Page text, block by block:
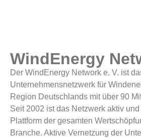
WindEnergy
Der WindEnergy Network e. V. ist
Unternehmensnetzwerk für
Region Deutschlands mit über 90
Seit 2002 ist das Netzwerk aktiv
Plattform der gesamten
Branche. Aktive Vernetzung der